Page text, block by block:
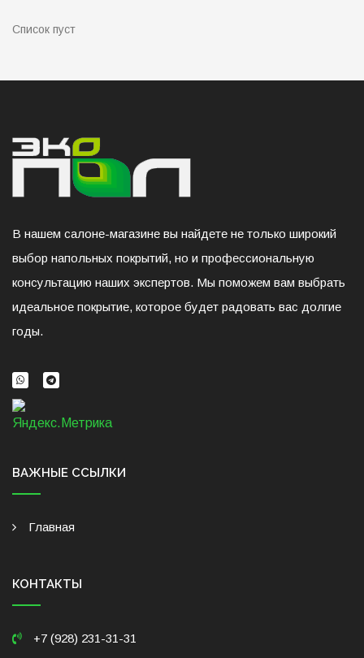
Список пуст
В нашем салоне-магазине вы найдете не только широкий
выбор напольных покрытий, но и профессиональную
консультацию наших экспертов. Мы поможем вам выбрать
идеальное покрытие, которое будет радовать вас долгие
годы.
ВАЖНЫЕ ССЫЛКИ
Главная
КОНТАКТЫ
+7 (928) 231-31-31